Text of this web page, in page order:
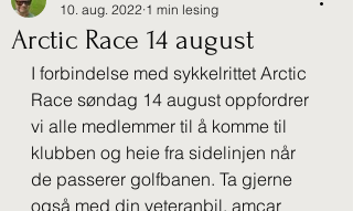
Arctic Race 14 august
10. aug. 2022 1 min lesing
I forbindelse med sykkelrittet Arctic
Race søndag 14 august oppfordrer
vi alle medlemmer til å komme til
klubben og heie fra sidelinjen når
de passerer golfbanen. Ta gjerne
også med din veteranbil, amcar